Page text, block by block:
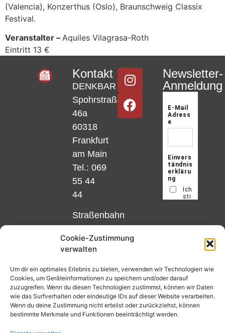
Cookie-Zustimmung
verwalten
Um dir ein optimales Erlebnis zu bieten, verwenden wir Technologien wie
Cookies, um Geräteinformationen zu speichern und/oder darauf
zuzugreifen. Wenn du diesen Technologien zustimmst, können wir Daten
wie das Surfverhalten oder eindeutige IDs auf dieser Website verarbeiten.
Wenn du deine Zustimmung nicht erteilst oder zurückziehst, können
bestimmte Merkmale und Funktionen beeinträchtigt werden.
(Valencia), Konzerthus (Oslo), Braunschweig Classix
Festival.
Veranstalter – Aquiles Vilagrasa-Roth
Eintritt 13 €
Kontakt
DENKBAR
Spohrstraße
46a
60318
Frankfurt
am Main
Tel.: 069
55 44
44
Straßenbahn
und 12,
Matthias-
Beltz-
Platz
oder
Newsletter-
Anmeldung